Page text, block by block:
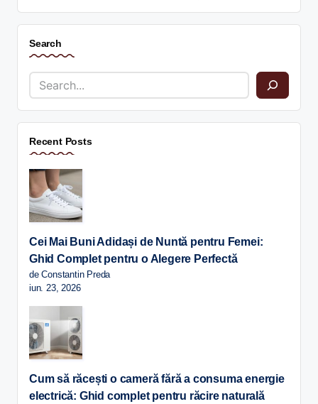
Search
Recent Posts
Cei Mai Buni Adidași de Nuntă pentru Femei:
Ghid Complet pentru o Alegere Perfectă
de Constantin Preda
iun. 23, 2026
Cum să răcești o cameră fără a consuma energie
electrică: Ghid complet pentru răcire naturală